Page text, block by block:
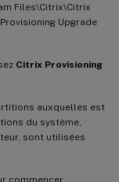
Files\Citrix\Citrix
Upgrade
Citrix Provisioning
auxquelles est
du système,
sont utilisées
commencer